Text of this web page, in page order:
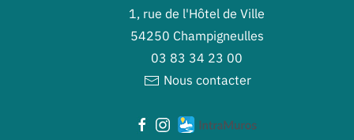
1, rue de l'Hôtel de Ville
54250 Champigneulles
03 83 34 23 00
Nous contacter